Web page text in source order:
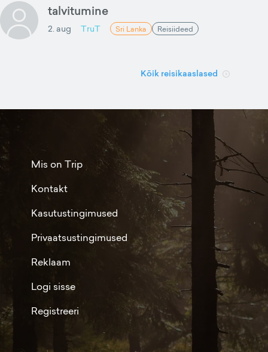
talvitumine
2. aug TruT Sri Lanka Reisiideed
Kõik reisikaaslased
Mis on Trip
Kontakt
Kasutustingimused
Privaatsustingimused
Reklaam
Logi sisse
Registreeri